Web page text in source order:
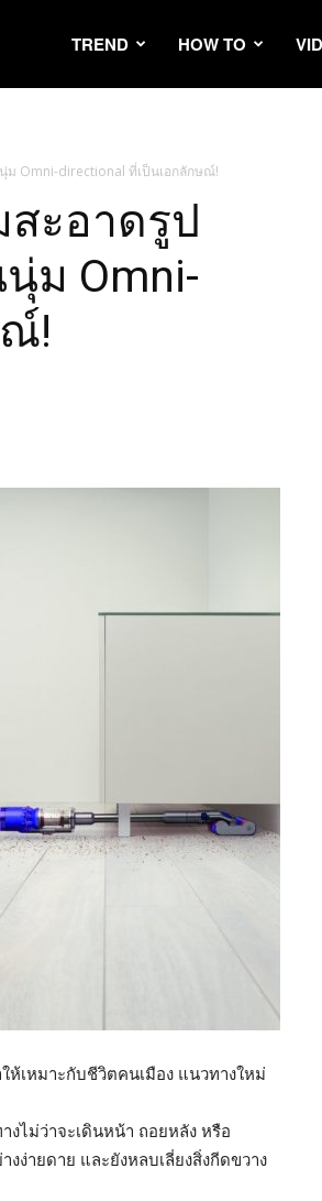
TREND HOW TO
Omni-directional ที่เป็นเอกลักษณ์!
สะอาดรูป
ม Omni-
!
เหมาะกับชีวิตคนเมือง แนวทางใหม่
ไม่ว่าจะเดินหน้า ถอยหลัง หรือ
ง่ายดาย และยังหลบเลี่ยงสิ่งกีดขวาง